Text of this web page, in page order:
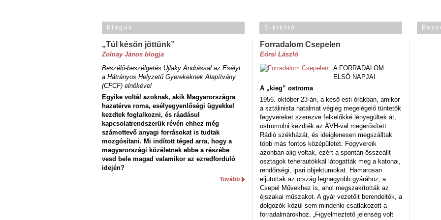
Blogok
„Túl későn jöttünk”
Zolnay János blogja
Beszélő-beszélgetés Ujlaky Andrással az Esélyt
a Hátrányos Helyzetű Gyerekeknek Alapítvány
(CFCF) elnökével
Egyike voltál azoknak, akik Magyarországra
hazatérve roma, esélyegyenlőségi ügyekkel
kezdtek foglalkozni, és ráadásul
kapcsolatrendszerük révén ehhez még
számottevő anyagi forrásokat is tudtak
mozgósítani. Mi indított téged arra, hogy a
magyarországi közéletnek ebbe a részébe
vesd bele magad valamikor az ezredforduló
idején?
Tovább
E-kikötő
Forradalom Csepelen
Eörsi László
A FORRADALOM
ELSŐ NAPJAI
A „kieg” ostroma
1956. október 23-án, a késő esti órákban, amikor
a sztálinista hatalmat végleg megelégelő tüntetők
fegyvereket szerezve felkelőkké lényegültek át,
ostromolni kezdték az ÁVH-val megerősített
Rádió székházát, és ideiglenesen megszálltak
több más fontos középületet. Fegyvereik
azonban alig voltak, ezért a spontán összeállt
osztagok teherautókkal látogatták meg a katonai,
rendőrségi, ipari objektumokat. Hamarosan
eljutottak az ország legnagyobb gyárához, a
Csepel Művekhez is, ahol megszakították az
éjszakai műszakot. A gyár vezetőit berendelték, a
dolgozók közül sem mindenki csatlakozott a
forradalmárokhoz. „Figyelmeztető jelenség volt